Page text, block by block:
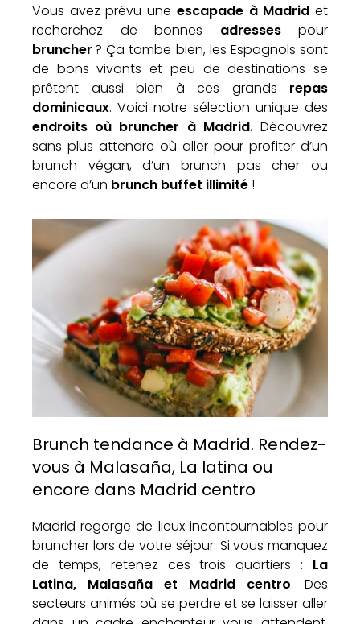
Vous avez prévu une escapade à Madrid et
recherchez de bonnes adresses pour
bruncher ? Ça tombe bien, les Espagnols sont
de bons vivants et peu de destinations se
prêtent aussi bien à ces grands repas
dominicaux. Voici notre sélection unique des
endroits où bruncher à Madrid. Découvrez
sans plus attendre où aller pour profiter d’un
brunch végan, d’un brunch pas cher ou
encore d’un brunch buffet illimité !
Brunch tendance à Madrid. Rendez-
vous à Malasaña, La latina ou
encore dans Madrid centro
Madrid regorge de lieux incontournables pour
bruncher lors de votre séjour. Si vous manquez
de temps, retenez ces trois quartiers : La
Latina, Malasaña et Madrid centro. Des
secteurs animés où se perdre et se laisser aller